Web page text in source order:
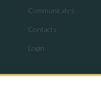
Communicates
Contacts
Login